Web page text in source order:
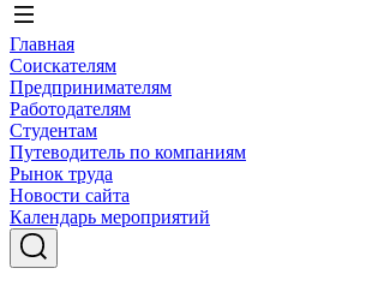
Главная
Соискателям
Предпринимателям
Работодателям
Студентам
Путеводитель по компаниям
Рынок труда
Новости сайта
Календарь мероприятий